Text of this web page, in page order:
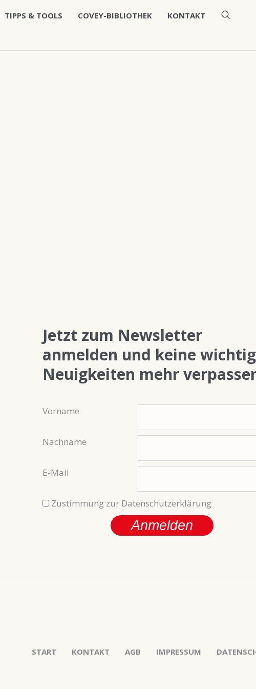
TIPPS & TOOLS COVEY-BIBLIOTHEK KONTAKT
Jetzt zum Newsletter
anmelden und keine
Neuigkeiten mehr
Vorname
Nachname
E-Mail
Zustimmung zur Datenschutzerklärung
Anmelden
START KONTAKT AGB IMPRESSUM